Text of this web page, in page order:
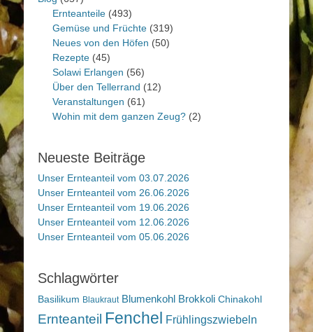
Ernteanteile (493)
Gemüse und Früchte (319)
Neues von den Höfen (50)
Rezepte (45)
Solawi Erlangen (56)
Über den Tellerrand (12)
Veranstaltungen (61)
Wohin mit dem ganzen Zeug? (2)
Neueste Beiträge
Unser Ernteanteil vom 03.07.2026
Unser Ernteanteil vom 26.06.2026
Unser Ernteanteil vom 19.06.2026
Unser Ernteanteil vom 12.06.2026
Unser Ernteanteil vom 05.06.2026
Schlagwörter
Basilikum Blaukraut Blumenkohl Brokkoli Chinakohl
Ernteanteil Fenchel Frühlingszwiebeln